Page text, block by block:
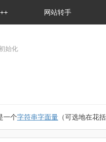
网站转手
始化
一个字符串字面量 （可选地在花